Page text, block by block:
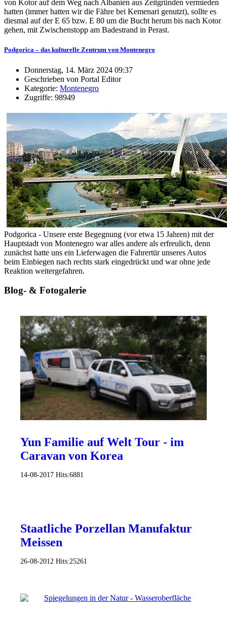
von Kotor auf dem Weg nach Albanien aus Zeitgründen vermieden
hatten (immer hatten wir die Fähre bei Kemenari genutzt), sollte es
diesmal auf der E 65 bzw. E 80 um die Bucht herum bis nach Kotor
gehen, mit Zwischenstopp am Badestrand in Perast.
Podgorica – das kulturelle Zentrum von Montenegro
Donnerstag, 14. März 2024 09:37
Geschrieben von Portal Editor
Kategorie: Montenegro
Zugriffe: 98949
Podgorica - Unsere erste Begegnung (vor etwa 15 Jahren) mit der
Hauptstadt von Montenegro war alles andere als erfreulich, denn
zunächst hatte uns ein Lieferwagen die Fahrertür unseres Autos
beim Einbiegen nach rechts stark eingedrückt und war ohne jede
Reaktion weitergefahren.
Blog- & Fotogalerie
Yun Familie auf Welt Tour - im
Caravan von Korea
14-08-2017 Hits:6881
Staatliche Porzellan Manufaktur
Meissen
26-08-2012 Hits:25261